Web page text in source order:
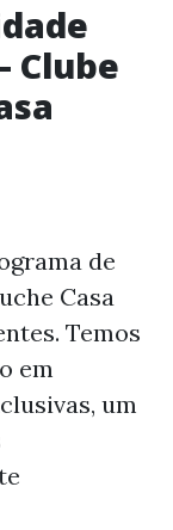
Clube
de
Casa
Temos
em
um